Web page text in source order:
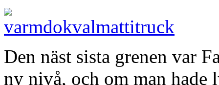
Den näst sista grenen var
ny nivå, och om man hade